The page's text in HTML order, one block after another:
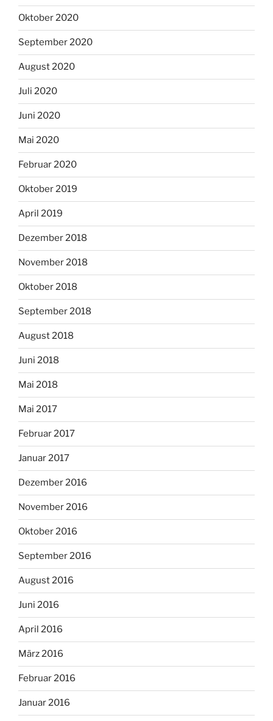
Oktober 2020
September 2020
August 2020
Juli 2020
Juni 2020
Mai 2020
Februar 2020
Oktober 2019
April 2019
Dezember 2018
November 2018
Oktober 2018
September 2018
August 2018
Juni 2018
Mai 2018
Mai 2017
Februar 2017
Januar 2017
Dezember 2016
November 2016
Oktober 2016
September 2016
August 2016
Juni 2016
April 2016
März 2016
Februar 2016
Januar 2016